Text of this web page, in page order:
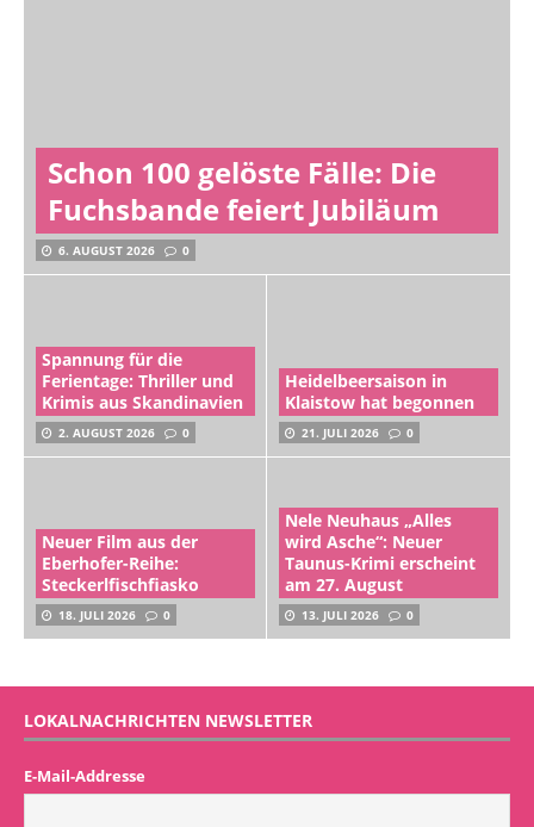
Schon 100 gelöste Fälle: Die
Fuchsbande feiert Jubiläum
6. AUGUST 2026 0
Spannung für die
Ferientage: Thriller und
Krimis aus Skandinavien
2. AUGUST 2026 0
Heidelbeersaison in
Klaistow hat begonnen
21. JULI 2026 0
Neuer Film aus der
Eberhofer-Reihe:
Steckerlfischfiasko
18. JULI 2026 0
Nele Neuhaus „Alles
wird Asche“: Neuer
Taunus-Krimi erscheint
am 27. August
13. JULI 2026 0
LOKALNACHRICHTEN NEWSLETTER
E-Mail-Addresse